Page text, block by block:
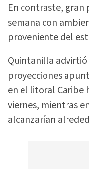
En contraste,
semana con
proveniente del
Quintanilla advirtió
proyecciones
en el litoral Caribe
viernes, mientras
alcanzarían